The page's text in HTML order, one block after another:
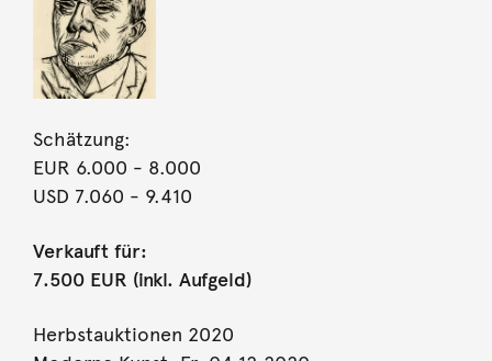
Schätzung:
EUR 6.000 - 8.000
USD 7.060 - 9.410
Verkauft für:
7.500 EUR (inkl. Aufgeld)
Herbstauktionen 2020